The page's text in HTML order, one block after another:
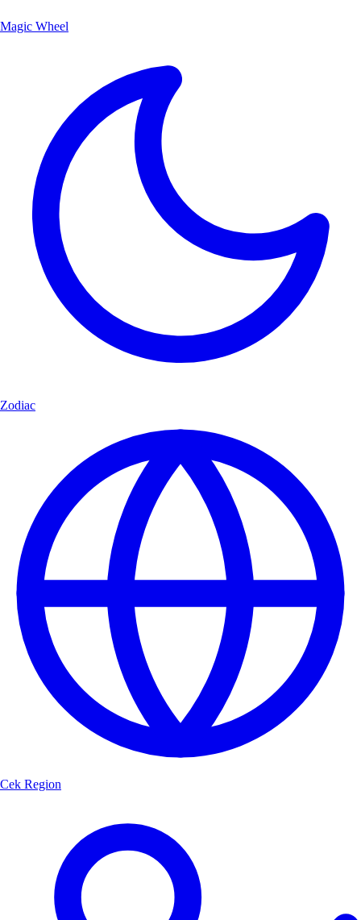
Magic Wheel
Zodiac
Cek Region